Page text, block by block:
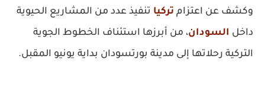
وكشف عن اعتزام تركيا تنفيذ عدد من المشاريع الحيوية
داخل السودان، من أبرزها استئناف الخطوط الجوية
التركية رحلاتها إلى مدينة بورتسودان بداية يونيو المقبل.